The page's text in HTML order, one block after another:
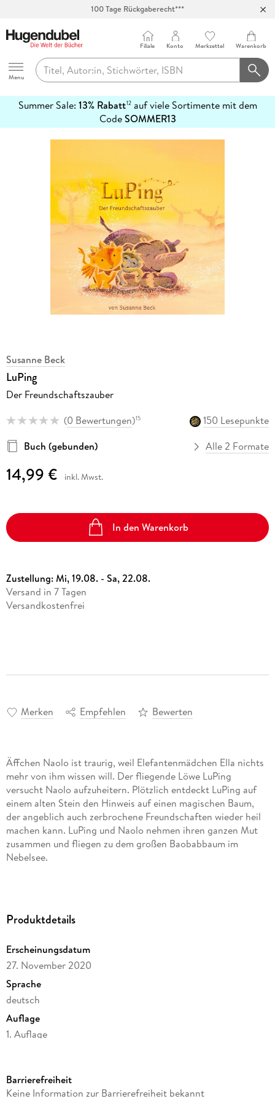
100 Tage Rückgaberecht***
Hugendubel
Menu
Filiale Konto Merkzettel Warenkorb
Summer Sale: 13% Rabatt12auf viele Sortimente mit dem
CodeSOMMER13
erfahren
Susanne Beck
LuPing
Der Freundschaftszauber
(0 Bewertungen)15
150 Lesepunkte
Buch (gebunden)
Alle 2 Formate
14,99 € inkl. Mwst.
In den Warenkorb
Zustellung:Mi, 19.08. - Sa, 22.08.
Versand in 7 Tagen
Versandkostenfrei
Merken Empfehlen Bewerten
Äffchen Naolo ist traurig, weil Elefantenmädchen Ella nichts
mehr von ihm wissen will. Der fliegende Löwe LuPing
versucht Naolo aufzuheitern. Plötzlich entdeckt LuPing auf
einem alten Stein den Hinweis auf einen magischen Baum,
der angeblich auch zerbrochene Freundschaften wieder heil
machen kann. LuPing und Naolo nehmen ihren ganzen Mut
zusammen und fliegen zu dem großen Baobabbaum im
Nebelsee.
Produktdetails
Erscheinungsdatum
27. November 2020
Sprache
deutsch
Auflage
1. Auflage
Altersempfehlung
Barrierefreiheit
Keine Information zur Barrierefreiheit bekannt